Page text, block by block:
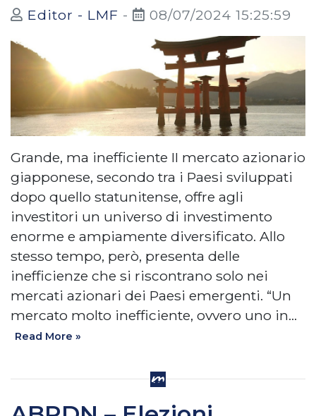
Editor - LMF - 08/07/2024 15:25:59
Grande, ma inefficiente II mercato azionario
giapponese, secondo tra i Paesi sviluppati
dopo quello statunitense, offre agli
investitori un universo di investimento
enorme e ampiamente diversificato. Allo
stesso tempo, però, presenta delle
inefficienze che si riscontrano solo nei
mercati azionari dei Paesi emergenti. “Un
mercato molto inefficiente, ovvero uno in…
Read More »